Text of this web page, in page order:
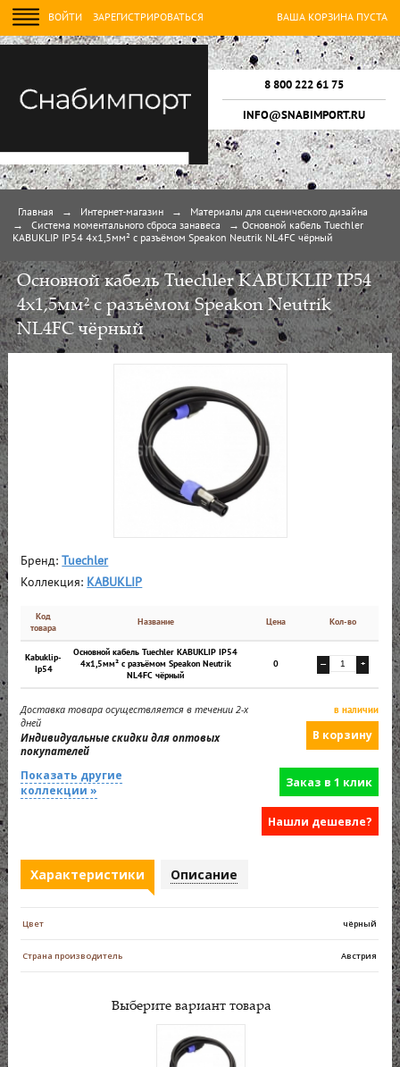
ВОЙТИ ЗАРЕГИСТРИРОВАТЬСЯ ВАША КОРЗИНА ПУСТА
8 800 222 61 75
INFO@SNABIMPORT.RU
Главная → Интернет-магазин →
Материалы для сценического дизайна
→
Система моментального сброса занавеса → Основной кабель Tuechler
KABUKLIP IP54 4x1,5мм² с разъёмом Speakon Neutrik NL4FC чёрный
Основной кабель Tuechler KABUKLIP IP54
4x1,5мм² с разъёмом Speakon Neutrik
NL4FC чёрный
Бренд:
Tuechler
Коллекция: KABUKLIP
Код
товара
Название Цена Кол-во
Kabuklip-
Ip54
Основной кабель Tuechler KABUKLIP IP54
4x1,5мм² с разъёмом Speakon Neutrik
NL4FC чёрный
0 — +
Доставка товара осуществляется в течении 2-х
дней
Индивидуальные скидки для оптовых
покупателей
в наличии
Показать другие
коллекции »
Заказ в 1 клик
Нашли дешевле?
Характеристики Описание
Цвет чёрный
Страна производитель Австрия
Выберите вариант товара